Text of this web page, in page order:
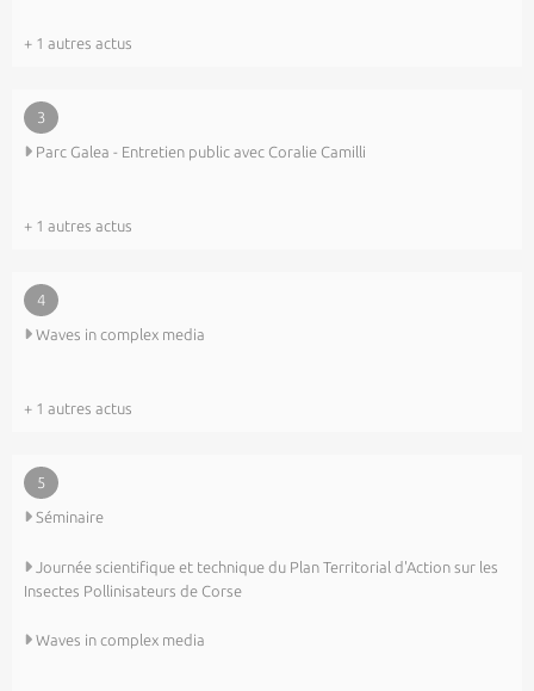
+ 1 autres actus
3
Parc Galea - Entretien public avec Coralie Camilli
+ 1 autres actus
4
Waves in complex media
+ 1 autres actus
5
Séminaire
Journée scientifique et technique du Plan Territorial d'Action sur les
Insectes Pollinisateurs de Corse
Waves in complex media